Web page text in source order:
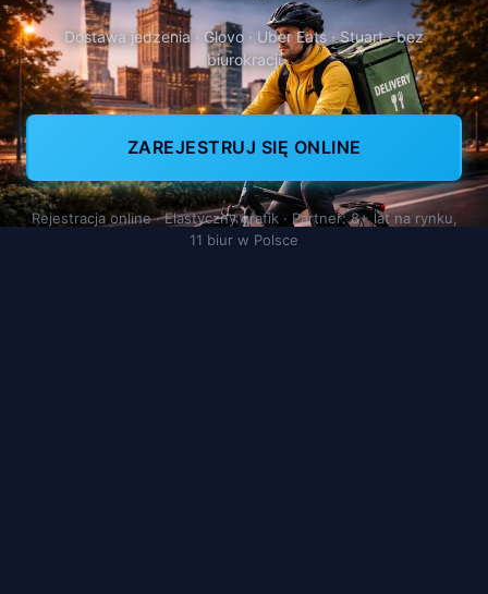
Dostawa jedzenia · Glovo · Uber Eats · Stuart · bez
biurokracji
ZAREJESTRUJ SIĘ ONLINE
Rejestracja online · Elastyczny grafik · Partner: 8+ lat na rynku,
11 biur w Polsce